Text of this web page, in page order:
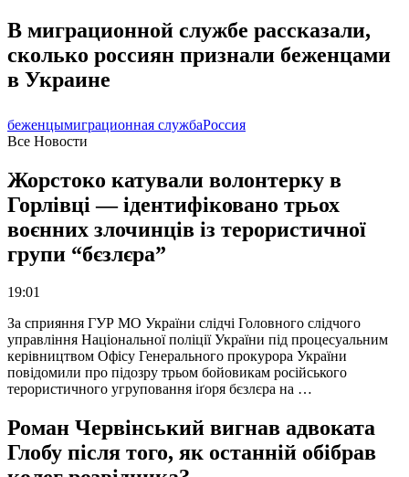
В миграционной службе рассказали,
сколько россиян признали беженцами
в Украине
беженцымиграционная службаРоссия
Все Новости
Жорстоко катували волонтерку в
Горлівці — ідентифіковано трьох
воєнних злочинців із терористичної
групи “бєзлєра”
19:01
За сприяння ГУР МО України слідчі Головного слідчого
управління Національної поліції України під процесуальним
керівництвом Офісу Генерального прокурора України
повідомили про підозру трьом бойовикам російського
терористичного угруповання іґоря бєзлєра на …
Роман Червінський вигнав адвоката
Глобу після того, як останній обібрав